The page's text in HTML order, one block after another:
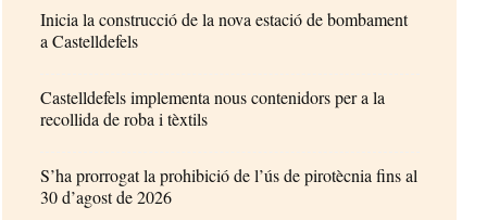
Inicia la construcció de la nova estació de bombament
a Castelldefels
Castelldefels implementa nous contenidors per a la
recollida de roba i tèxtils
S’ha prorrogat la prohibició de l’ús de pirotècnia fins al
30 d’agost de 2026